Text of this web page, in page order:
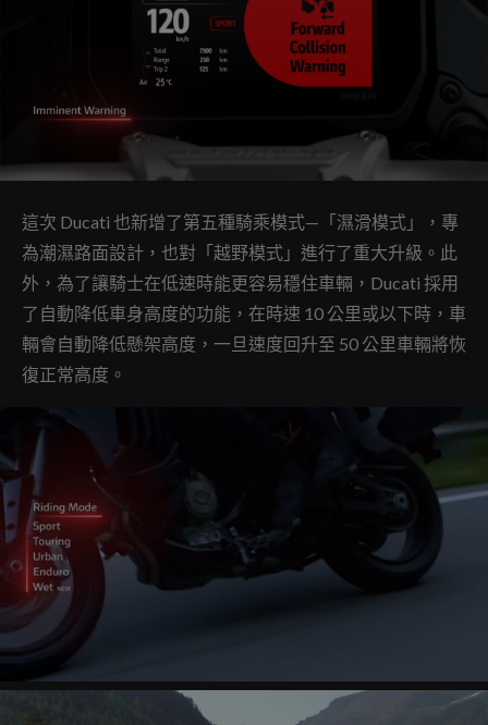
這次 Ducati 也新增了第五種騎乘模式—「濕滑模式」，專
為潮濕路面設計，也對「越野模式」進行了重大升級。此
外，為了讓騎士在低速時能更容易穩住車輛，Ducati 採用
了自動降低車身高度的功能，在時速 10 公里或以下時，車
輛會自動降低懸架高度，一旦速度回升至 50 公里車輛將恢
復正常高度。